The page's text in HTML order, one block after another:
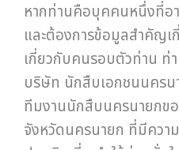
หากท่านคือบุคคนหนึ่งที่อ
และต้องการข้อมูลสำคัญ
เกี่ยวกับคนรอบตัวท่าน ท่า
บริษัท นักสืบเอกชนนครน
ทีมงานนักสืบนครนายกข
จังหวัดนครนายก ที่มีควา